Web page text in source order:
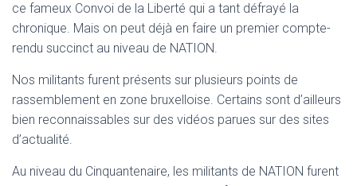
ce fameux Convoi de la Liberté qui a tant défrayé la
chronique. Mais on peut déjà en faire un premier compte-
rendu succinct au niveau de NATION.
Nos militants furent présents sur plusieurs points de
rassemblement en zone bruxelloise. Certains sont d’ailleurs
bien reconnaissables sur des vidéos parues sur des sites
d’actualité.
Au niveau du Cinquantenaire, les militants de NATION furent